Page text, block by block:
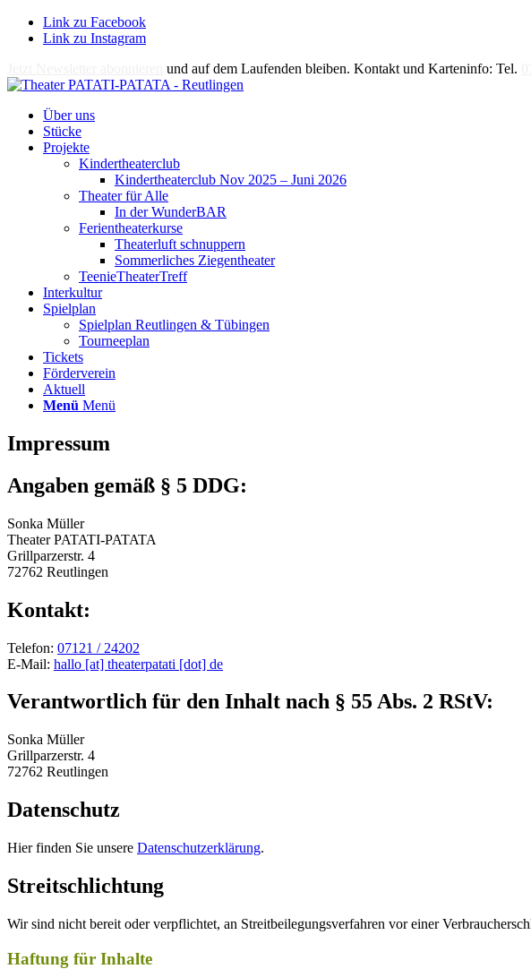
Link zu Facebook
Link zu Instagram
und auf dem Laufenden bleiben. Kontakt und Karteninfo: Tel.
Über uns
Stücke
Projekte
Kindertheaterclub
Kindertheaterclub Nov 2025 – Juni 2026
Theater für Alle
In der WunderBAR
Ferientheaterkurse
Theaterluft schnuppern
Sommerliches Ziegentheater
TeenieTheaterTreff
Interkultur
Spielplan
Spielplan Reutlingen & Tübingen
Tourneeplan
Tickets
Förderverein
Aktuell
Menü Menü
Impressum
Angaben gemäß § 5 DDG:
Sonka Müller
Theater PATATI-PATATA
Grillparzerstr. 4
72762 Reutlingen
Kontakt:
Telefon: 07121 / 24202
E-Mail: hallo [at] theaterpatati [dot] de
Verantwortlich für den Inhalt nach § 55 Abs. 2 RStV:
Sonka Müller
Grillparzerstr. 4
72762 Reutlingen
Datenschutz
Hier finden Sie unsere Datenschutzerklärung.
Streitschlichtung
Wir sind nicht bereit oder verpflichtet, an Streitbeilegungsverfahren vor einer
Haftung für Inhalte